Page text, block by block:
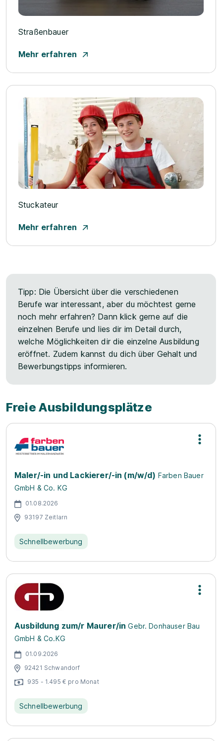
Straßenbauer
Mehr erfahren
Stuckateur
Mehr erfahren
Tipp: Die Übersicht über die verschiedenen
Berufe war interessant, aber du möchtest gerne
noch mehr erfahren? Dann klick gerne auf die
einzelnen Berufe und lies dir im Detail durch,
welche Möglichkeiten dir die einzelne Ausbildung
eröffnet. Zudem kannst du dich über Gehalt und
Bewerbungstipps informieren.
Freie Ausbildungsplätze
Maler/-in und Lackierer/-in (m/w/d) Farben Bauer
GmbH & Co. KG
01.08.2026
93197 Zeitlarn
Schnellbewerbung
Ausbildung zum/r Maurer/in Gebr. Donhauser Bau
GmbH & Co.KG
01.09.2026
92421 Schwandorf
935 - 1.495 € pro Monat
Schnellbewerbung